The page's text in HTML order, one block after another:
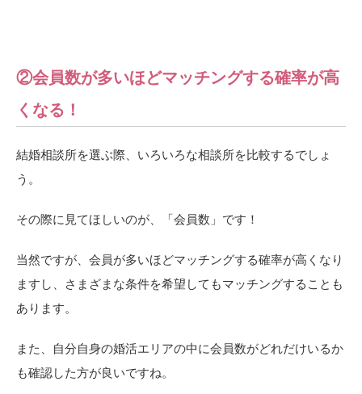
②会員数が多いほどマッチングする確率が高
くなる！
結婚相談所を選ぶ際、いろいろな相談所を比較するでしょ
う。
その際に見てほしいのが、「会員数」です！
当然ですが、会員が多いほどマッチングする確率が高くなり
ますし、さまざまな条件を希望してもマッチングすることも
あります。
また、自分自身の婚活エリアの中に会員数がどれだけいるか
も確認した方が良いですね。